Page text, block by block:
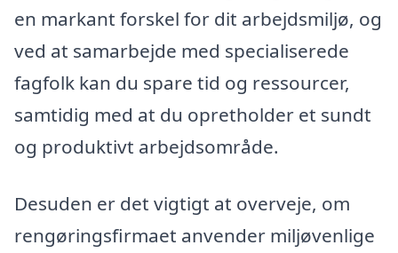
en markant forskel for dit arbejdsmiljø, og
ved at samarbejde med specialiserede
fagfolk kan du spare tid og ressourcer,
samtidig med at du opretholder et sundt
og produktivt arbejdsområde.
Desuden er det vigtigt at overveje, om
rengøringsfirmaet anvender miljøvenlige